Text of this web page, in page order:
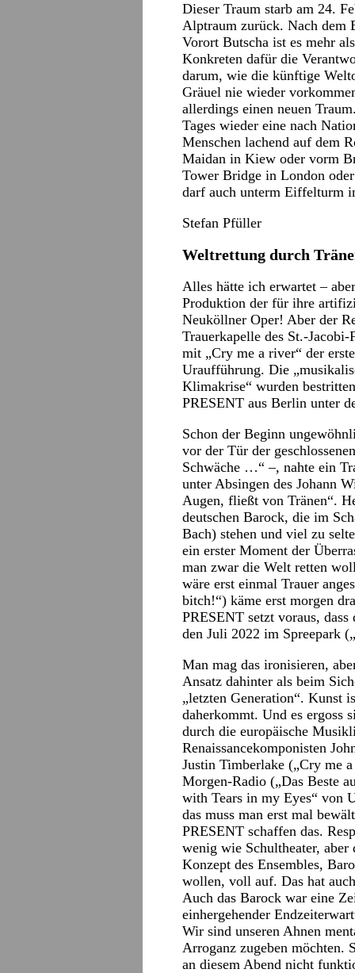
Dieser Traum starb am 24.
Alptraum zurück. Nach dem
Vorort Butscha ist es mehr
Konkreten dafür die
darum, wie die künftige
Gräuel nie wieder
allerdings einen neuen
Tages wieder eine nach
Menschen lachend auf dem
Maidan in Kiew oder vorm
Tower Bridge in London
darf auch unterm Eiffelturm
Stefan Pfüller
Weltrettung durch
Alles hätte ich erwartet –
Produktion der für ihre
Neuköllner Oper! Aber der
Trauerkapelle des St.-
mit „Cry me a river“ der
Uraufführung. Die
Klimakrise“ wurden
PRESENT aus Berlin unter
Schon der Beginn
vor der Tür der
Schwäche …“ –, nahte ein
unter Absingen des Johann
Augen, fließt von Tränen“.
deutschen Barock, die im
Bach) stehen und viel zu
ein erster Moment der
man zwar die Welt retten
wäre erst einmal Trauer
bitch!“) käme erst morgen
PRESENT setzt voraus,
den Juli 2022 im Spreepark
Man mag das ironisieren,
Ansatz dahinter als beim
„letzten Generation“. Kunst
daherkommt. Und es ergoss
durch die europäische
Renaissancekomponisten
Justin Timberlake („Cry me
Morgen-Radio („Das Beste
with Tears in my Eyes“ von
das muss man erst mal
PRESENT schaffen das.
wenig wie Schultheater, aber
Konzept des Ensembles,
wollen, voll auf. Das hat
Auch das Barock war eine
einhergehender
Wir sind unseren Ahnen
Arroganz zugeben möchten.
an diesem Abend nicht